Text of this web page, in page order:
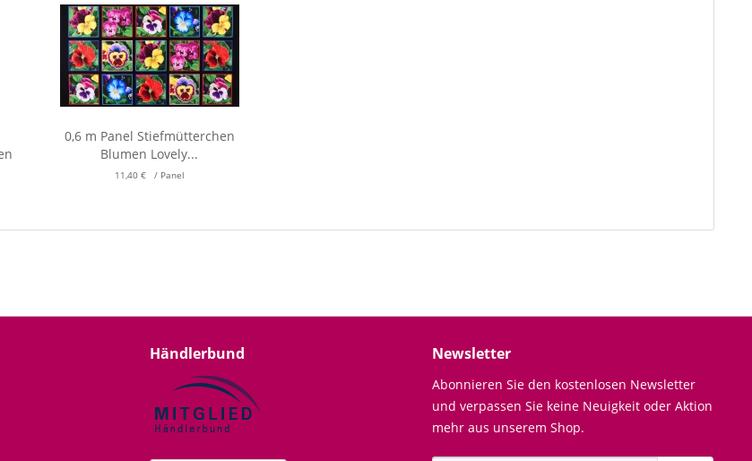
0,6 m Panel Stiefmütterchen
Blumen Lovely...
11,40 € / Panel
Händlerbund Newsletter
Abonnieren Sie den kostenlosen Newsletter
und verpassen Sie keine Neuigkeit oder Aktion
mehr aus unserem Shop.